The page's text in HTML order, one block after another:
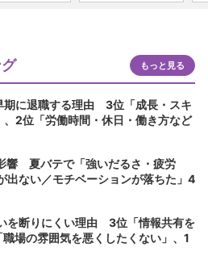
もっと見る
期に退職する理由 3位「成長・スキ
2位「労働時間・休日・働き方など
響 夏バテで「強いだるさ・疲労
出ない／モチベーションが落ちた」4
を断りにくい理由 3位「情報共有を
場の雰囲気を悪くしたくない」、1